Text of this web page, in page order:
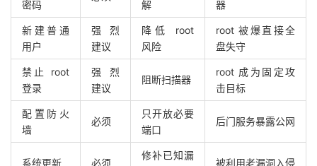
密码
解
器
新建普通
用户
强烈
建议
降低 root
风险
root 被爆直接全
盘失守
禁止 root
登录
强烈
建议
阻断扫描器
root 成为固定攻
击目标
配置防火
墙
必须
只开放必要
端口
后门服务暴露公网
系统更新 必须
修补已知漏
被利用老漏洞入侵